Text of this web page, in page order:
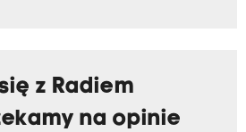
z Radiem
na opinie